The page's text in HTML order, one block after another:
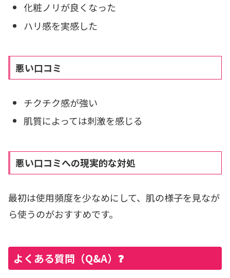
化粧ノリが良くなった
ハリ感を実感した
悪い口コミ
チクチク感が強い
肌質によっては刺激を感じる
悪い口コミへの現実的な対処
最初は使用頻度を少なめにして、肌の様子を見なが
ら使うのがおすすめです。
よくある質問（Q&A）❓